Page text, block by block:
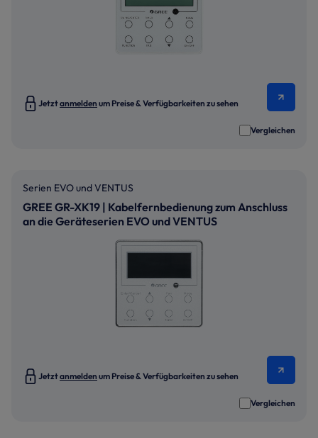
Jetztanmelden um Preise & Verfügbarkeiten zu sehen
Vergleichen
Serien EVO und VENTUS
GREE GR-XK19 | Kabelfernbedienung zum Anschluss
an die Geräteserien EVO und VENTUS
Jetztanmelden um Preise & Verfügbarkeiten zu sehen
Vergleichen